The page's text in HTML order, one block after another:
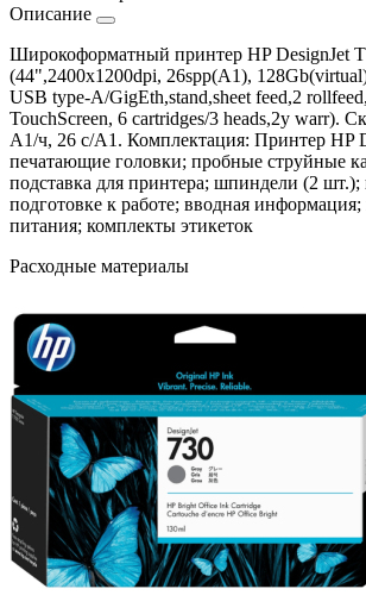
Описание
Широкоформатный принтер HP DesignJet
(44",2400x1200dpi, 26spp(A1),
USB type-A/GigEth,stand,sheet feed,2
TouchScreen, 6 cartridges/3 heads,2y warr).
A1/ч, 26 с/A1. Комплектация: Принтер HP
печатающие головки; пробные струйные
подставка для принтера; шпиндели (2 шт.);
подготовке к работе; вводная информация;
питания; комплекты этикеток
Расходные материалы